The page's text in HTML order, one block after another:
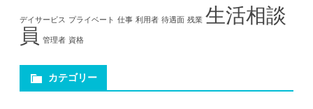
デイサービス プライベート 仕事 利用者 待遇面 残業 生活相談
員 管理者 資格
カテゴリー